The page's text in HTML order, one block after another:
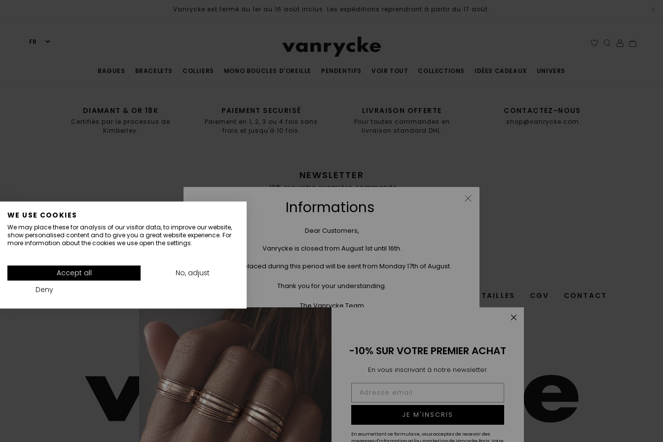
WE USE COOKIES
We may place these for analysis of our visitor data, to improve our website,
show personalised content and to give you a great website experience. For
more information about the cookies we use open the settings.
Accept all
No, adjust
Deny
Vanrycke est fermé du 1er au 16 août inclus. Les expéditions reprendront à partir du 17 août.
BAGUES BRACELETS COLLIERS MONO BOUCLES D'OREILLE PENDENTIFS VOIR TOUT COLLECTIONS IDÉES CADEAUX UNIVERS
DIAMANT & OR 18K
Certifiés par le processus de
Kimberley.
PAIEMENT SECURISÉ
Paiement en 1, 2, 3 ou 4 fois sans
frais et jusqu'à 10 fois.
LIVRAISON OFFERTE
Pour toutes commandes en
livraison standard DHL.
CONTACTEZ-NOUS
shop@vanrycke.com
NEWSLETTER
-10% sur votre première commande
GUIDE DES TAILLES CGV CONTACT
Informations
Dear Customers,
Vanrycke is closed from August 1st until 16th.
All orders placed during this period will be sent from Monday 17th of August.
Thank you for your understanding.
The Vanrycke Team
-10% SUR VOTRE PREMIER ACHAT
En vous inscrivant à notre newsletter.
JE M'INSCRIS
En soumettant ce formulaire, vous acceptez de recevoir des
messages d'information et/ou marketing de Vanrycke Paris. Votre